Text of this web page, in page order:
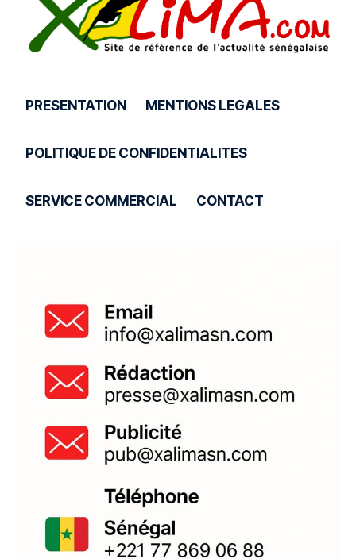
PRESENTATION MENTIONS LEGALES
POLITIQUE DE CONFIDENTIALITES
SERVICE COMMERCIAL CONTACT